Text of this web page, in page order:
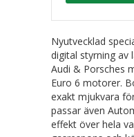
Nyutvecklad
digital styrning av
Audi & Porsches
Euro 6 motorer.
exakt mjukvara
passar även
effekt över hela